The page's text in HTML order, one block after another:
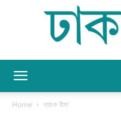
Home ব্যাংক বীমা